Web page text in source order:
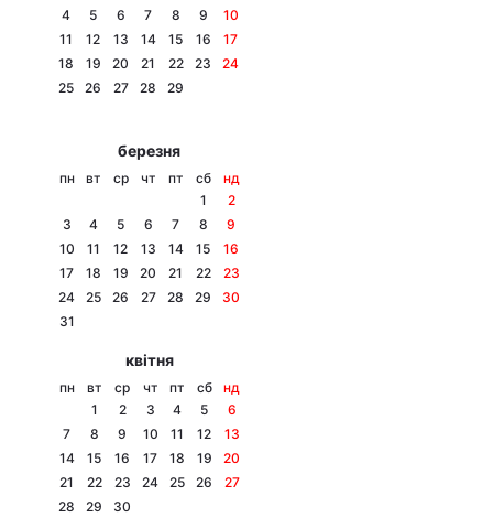
Головна
4
5 6 7 8 9
10
11
12 13 14 15 16
17
18
19 20 21 22 23
24
25
26 27 28 29
березня
пн вт ср чт пт сб
нд
1
2
3
4 5 6 7 8
9
10
11 12 13 14 15
16
17
18 19 20 21 22
23
24
25 26 27 28 29
30
31
квітня
пн вт ср чт пт сб
нд
1
2 3 4 5
6
7
8 9 10 11 12
13
14
15 16 17 18 19
20
21
22 23 24 25 26
27
28
29 30